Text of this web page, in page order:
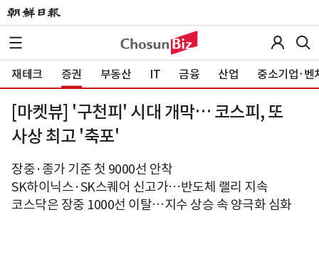
재테크 증권 부동산 IT 금융 산업 중소기업·벤
[마켓뷰] '구천피' 시대 개막… 코스피, 또
사상 최고 '축포'
장중·종가 기준 첫 9000선 안착
SK하이닉스·SK스퀘어 신고가…반도체 랠리 지속
코스닥은 장중 1000선 이탈…지수 상승 속 양극화 심화